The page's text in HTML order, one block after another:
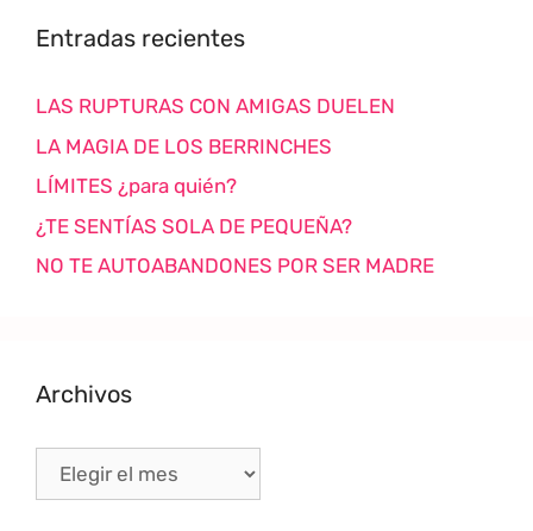
Entradas recientes
LAS RUPTURAS CON AMIGAS DUELEN
LA MAGIA DE LOS BERRINCHES
LÍMITES ¿para quién?
¿TE SENTÍAS SOLA DE PEQUEÑA?
NO TE AUTOABANDONES POR SER MADRE
Archivos